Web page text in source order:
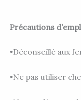
Précautions
•Déconseillé aux
•Ne pas utiliser